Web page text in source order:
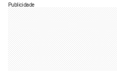
Publicidade